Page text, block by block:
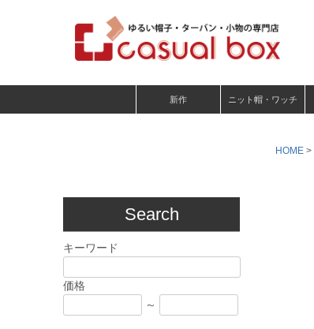
新作 ニット帽・ワッチ
Search
キーワード
価格
～
HOME